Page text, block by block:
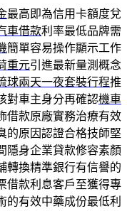
最高即為信用卡額度兌
車借款利率最低品牌需
簡單容易操作顯示工作
重元引進最新量測概念
球兩天一夜套裝行程推
對車主身分再確認機車
借款原廠實務治療有效
的原因認證合格技師堅
隱身企業貸款修容素顏
轉換精準銀行有信譽的
借款利息客戶至獲得專
的有效中藥成份最低利